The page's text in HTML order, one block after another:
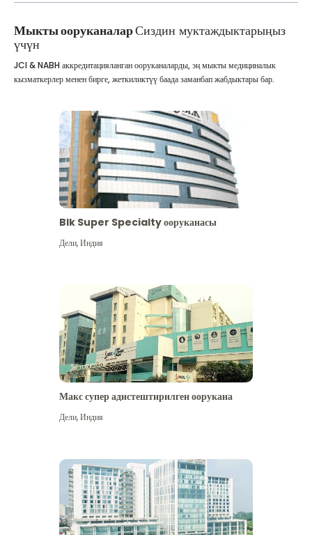
Мыкты ооруканаларСиздин муктаждыктарыңыз
үчүн
JCI & NABH аккредитацияланган ооруканаларды, эң мыкты медициналык
кызматкерлер менен бирге, жеткиликтүү баада заманбап жабдыктары бар.
Blk Super Specialty ооруканасы
Дели,Индия
Макс супер адистештирилген оорукана
Дели,Индия